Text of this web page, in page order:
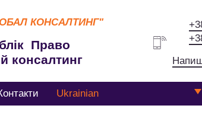
КОНСАЛТИНГ"
Право
консалтинг
Ukrainian